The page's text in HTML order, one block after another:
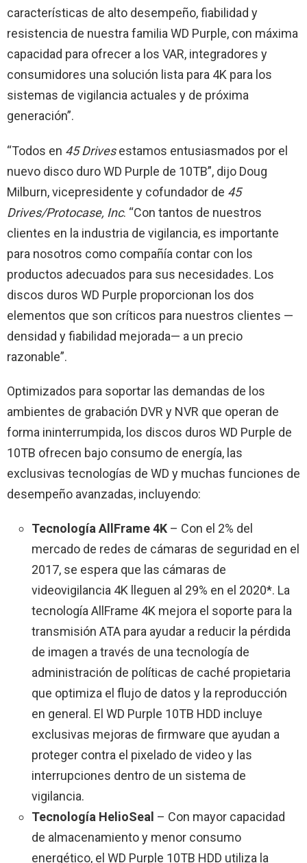
características de alto desempeño, fiabilidad y
resistencia de nuestra familia WD Purple, con máxima
capacidad para ofrecer a los VAR, integradores y
consumidores una solución lista para 4K para los
sistemas de vigilancia actuales y de próxima
generación”.
“Todos en 45 Drivesestamos entusiasmados por el
nuevo disco duro WD Purple de 10TB”, dijo Doug
Milburn, vicepresidente y cofundador de 45
Drives/Protocase, Inc. “Con tantos de nuestros
clientes en la industria de vigilancia, es importante
para nosotros como compañía contar con los
productos adecuados para sus necesidades. Los
discos duros WD Purple proporcionan los dos
elementos que son críticos para nuestros clientes —
densidad y fiabilidad mejorada— a un precio
razonable”.
Optimizados para soportar las demandas de los
ambientes de grabación DVR y NVR que operan de
forma ininterrumpida, los discos duros WD Purple de
10TB ofrecen bajo consumo de energía, las
exclusivas tecnologías de WD y muchas funciones de
desempeño avanzadas, incluyendo:
Tecnología AllFrame 4K – Con el 2% del
mercado de redes de cámaras de seguridad en el
2017, se espera que las cámaras de
videovigilancia 4K lleguen al 29% en el 2020*. La
tecnología AllFrame 4K mejora el soporte para la
transmisión ATA para ayudar a reducir la pérdida
de imagen a través de una tecnología de
administración de políticas de caché propietaria
que optimiza el flujo de datos y la reproducción
en general. El WD Purple 10TB HDD incluye
exclusivas mejoras de firmware que ayudan a
proteger contra el pixelado de video y las
interrupciones dentro de un sistema de
vigilancia.
Tecnología HelioSeal – Con mayor capacidad
de almacenamiento y menor consumo
energético, el WD Purple 10TB HDD utiliza la